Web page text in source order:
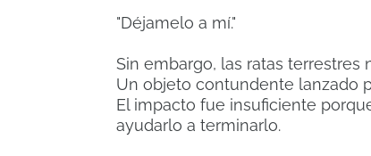
"Déjamelo a mí."
Sin embargo, las ratas
Un objeto contundente lanzado
El impacto fue insuficiente
ayudarlo a terminarlo.